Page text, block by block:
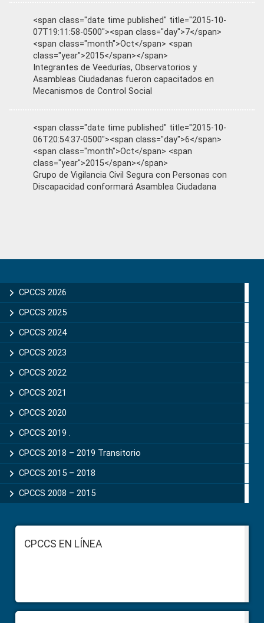
<span class="date time published" title="2015-10-
07T19:11:58-0500"><span class="day">7</span>
<span class="month">Oct</span> <span
class="year">2015</span></span>
Integrantes de Veedurías, Observatorios y
Asambleas Ciudadanas fueron capacitados en
Mecanismos de Control Social
<span class="date time published" title="2015-10-
06T20:54:37-0500"><span class="day">6</span>
<span class="month">Oct</span> <span
class="year">2015</span></span>
Grupo de Vigilancia Civil Segura con Personas con
Discapacidad conformará Asamblea Ciudadana
Sidebar
CPCCS 2026
CPCCS 2025
CPCCS 2024
CPCCS 2023
CPCCS 2022
CPCCS 2021
CPCCS 2020
CPCCS 2019 .
CPCCS 2018 – 2019 Transitorio
CPCCS 2015 – 2018
CPCCS 2008 – 2015
FooterCPCCS EN LÍNEA